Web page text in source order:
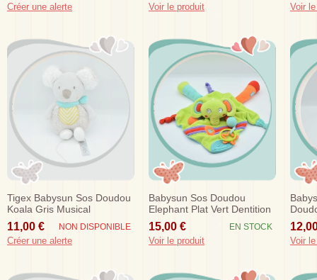
Créer une alerte Voir le produit Voir
Tigex Babysun Sos Doudou
Koala Gris Musical
11,00 € NON DISPONIBLE
Créer une alerte
Babysun Sos Doudou
Elephant Plat Vert Dentition
15,00 € EN STOCK
Voir le produit
Rose
Voir